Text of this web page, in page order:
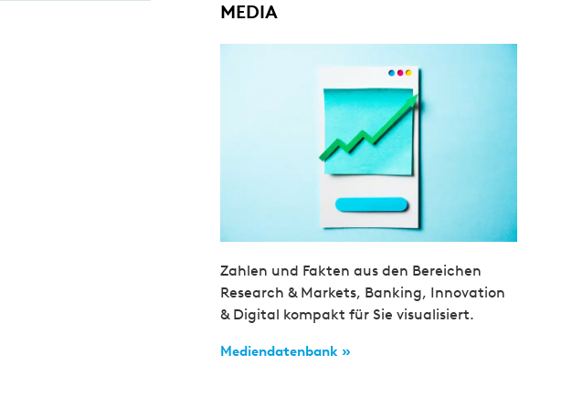
MEDIA
Zahlen und Fakten aus den Bereichen
Research & Markets, Banking, Innovation
& Digital kompakt für Sie visualisiert.
Mediendatenbank »